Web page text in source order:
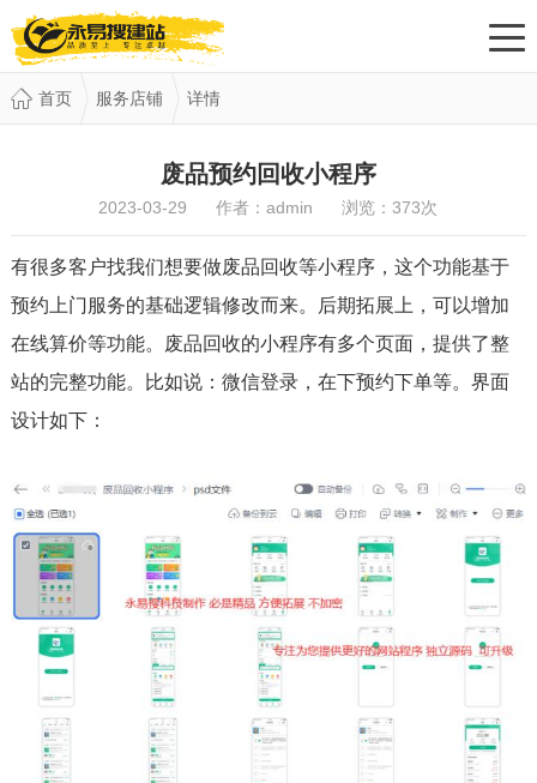
首页 服务店铺 详情
废品预约回收小程序
2023-03-29 作者：admin 浏览：373次
有很多客户找我们想要做废品回收等小程序，这个功能基于
预约上门服务的基础逻辑修改而来。后期拓展上，可以增加
在线算价等功能。废品回收的小程序有多个页面，提供了整
站的完整功能。比如说：微信登录，在下预约下单等。界面
设计如下：